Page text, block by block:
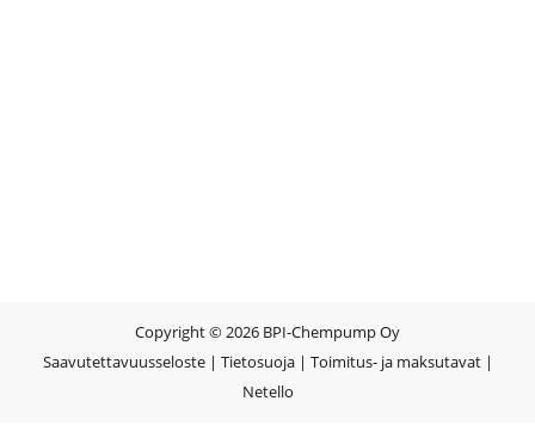
Copyright © 2026 BPI-Chempump Oy
Saavutettavuusseloste| Tietosuoja| Toimitus- ja maksutavat|
Netello